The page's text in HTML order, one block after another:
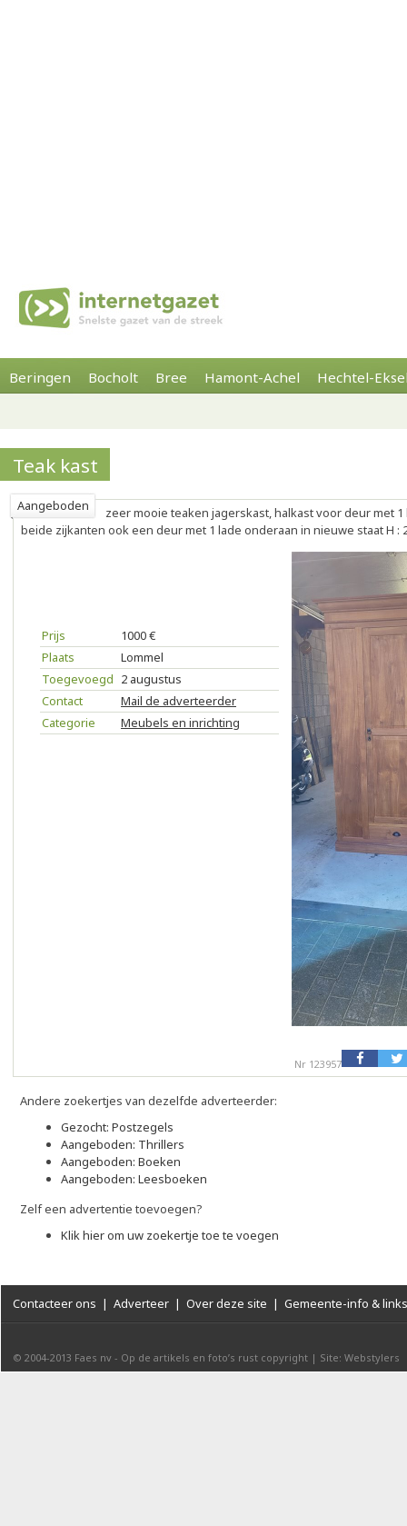
Beringen Bocholt Bree Hamont-Achel Hechtel-
Teak kast
Aangeboden
zeer mooie teaken jagerskast, halkast voor deur met
beide zijkanten ook een deur met 1 lade onderaan in nieuwe staat H :
Prijs
1000 €
Plaats
Lommel
Toegevoegd 2 augustus
Contact
Mail de adverteerder
Categorie
Meubels en inrichting
Nr 123957
Andere zoekertjes van dezelfde adverteerder:
Gezocht: Postzegels
Aangeboden: Thrillers
Aangeboden: Boeken
Aangeboden: Leesboeken
Zelf een advertentie toevoegen?
Klik hier om uw zoekertje toe te voegen
Contacteer ons | Adverteer | Over deze site | Gemeente-info & links
© 2004-2013 Faes nv - Op de artikels en foto’s rust copyright | Site: Webstylers